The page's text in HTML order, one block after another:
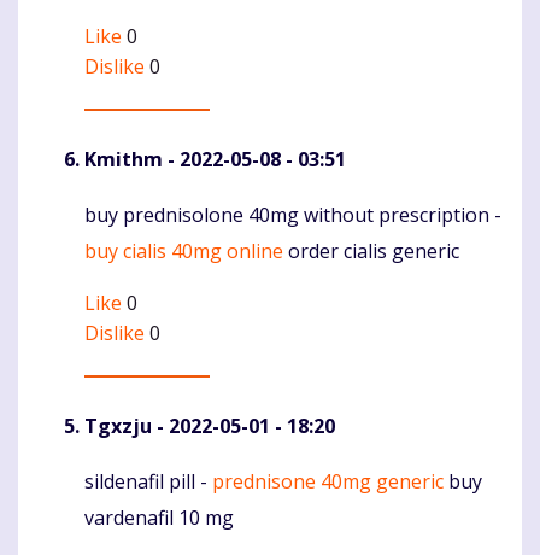
Like 0
Dislike 0
Kmithm - 2022-05-08 - 03:51
Komentaras
buy prednisolone 40mg without prescription -
buy cialis 40mg online order cialis generic
Like 0
Dislike 0
Tgxzju - 2022-05-01 - 18:20
Komentaras
sildenafil pill - prednisone 40mg generic buy
vardenafil 10 mg